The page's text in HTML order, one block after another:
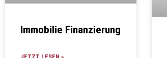
Immobilie Finanzierung